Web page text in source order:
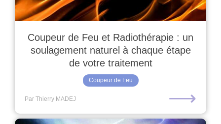
Coupeur de Feu et Radiothérapie : un
soulagement naturel à chaque étape
de votre traitement
Coupeur de Feu
Par Thierry MADEJ ⟶